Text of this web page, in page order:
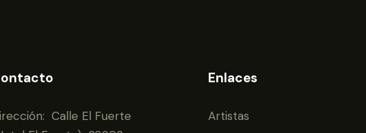
Calle El Fuerte
Enlaces
Artistas